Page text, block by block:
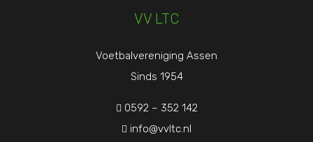
VV LTC
Voetbalvereniging Assen
Sinds 1954
 0592 – 352 142
 info@vvltc.nl